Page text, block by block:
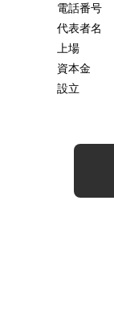
電話番号
代表者名
上場
資本金
設立